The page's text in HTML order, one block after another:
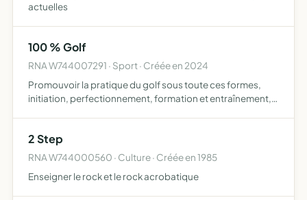
actuelles
100 % Golf
RNA W744007291 · Sport · Créée en 2024
Promouvoir la pratique du golf sous toute ces formes,
initiation, perfectionnement, formation et entraînement,
2 Step
RNA W744000560 · Culture · Créée en 1985
Enseigner le rock et le rock acrobatique